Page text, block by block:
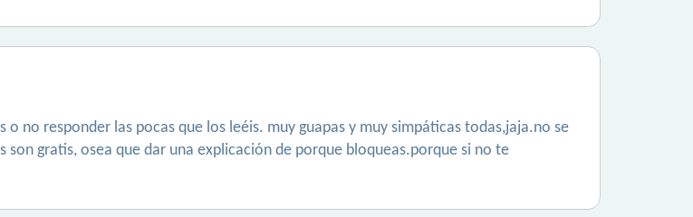
o no responder las pocas que los leéis. muy guapas y muy simpáticas todas,jaja.no se
gratis, osea que dar una explicación de porque bloqueas.porque si no te